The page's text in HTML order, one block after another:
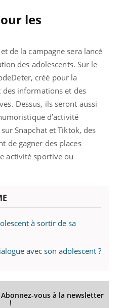
les
de la campagne sera lancé
des adolescents. Sur le
créé pour la
informations et des
Dessus, ils seront aussi
d’activité
Snapchat et Tiktok, des
de gagner des places
activité sportive ou
à sortir de sa
avec son adolescent ?
vous à la newsletter
!